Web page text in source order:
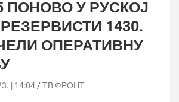
ПОНОВО У РУСКОЈ
1430.
ОПЕРАТИВНУ
| 14:04 ТВ ФРОНТ